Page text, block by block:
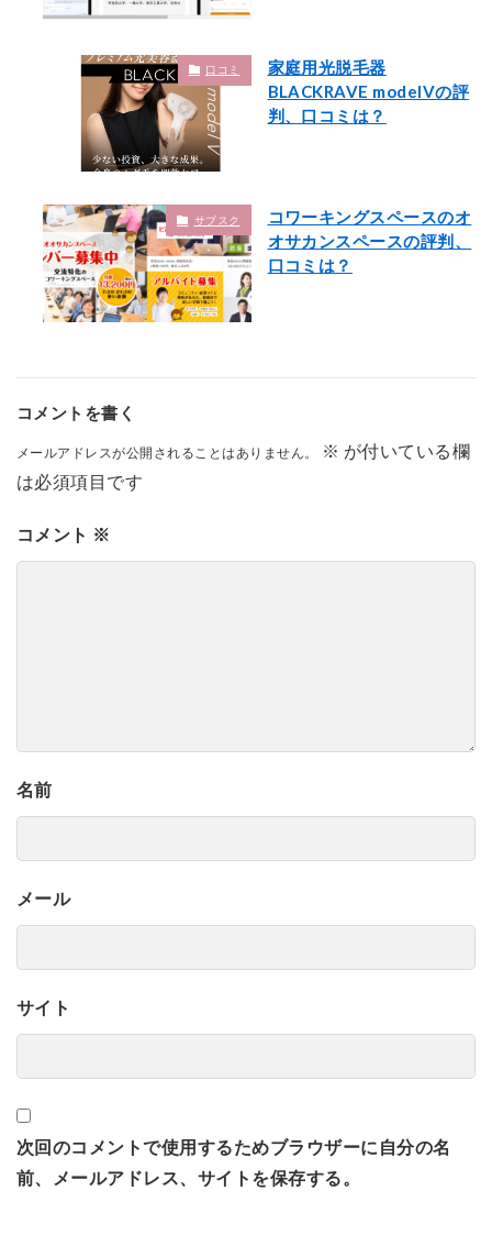
口コミ
家庭用光脱毛器
BLACKRAVE modelVの評
判、口コミは？
サブスク
コワーキングスペースのオ
オサカンスペースの評判、
口コミは？
コメントを書く
メールアドレスが公開されることはありません。 ※ が付いている欄
は必須項目です
コメント ※
名前
メール
サイト
次回のコメントで使用するためブラウザーに自分の名
前、メールアドレス、サイトを保存する。